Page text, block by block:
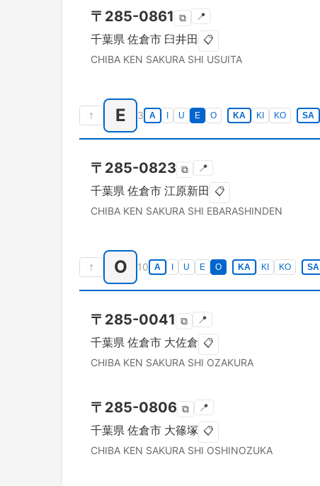
〒 285-0861 ⧉ 📍
千葉県 佐倉市 臼井田 📋
CHIBA KEN SAKURA SHI USUITA
↑ E 3 A U E O KA KI KO SA
〒 285-0823 ⧉ 📍
千葉県 佐倉市 江原新田 📋
CHIBA KEN SAKURA SHI EBARASHINDEN
↑ O 10 A U E O KA KI KO SA
〒 285-0041 ⧉ 📍
千葉県 佐倉市 大佐倉 📋
CHIBA KEN SAKURA SHI OZAKURA
〒 285-0806 ⧉ 📍
千葉県 佐倉市 大篠塚 📋
CHIBA KEN SAKURA SHI OSHINOZUKA